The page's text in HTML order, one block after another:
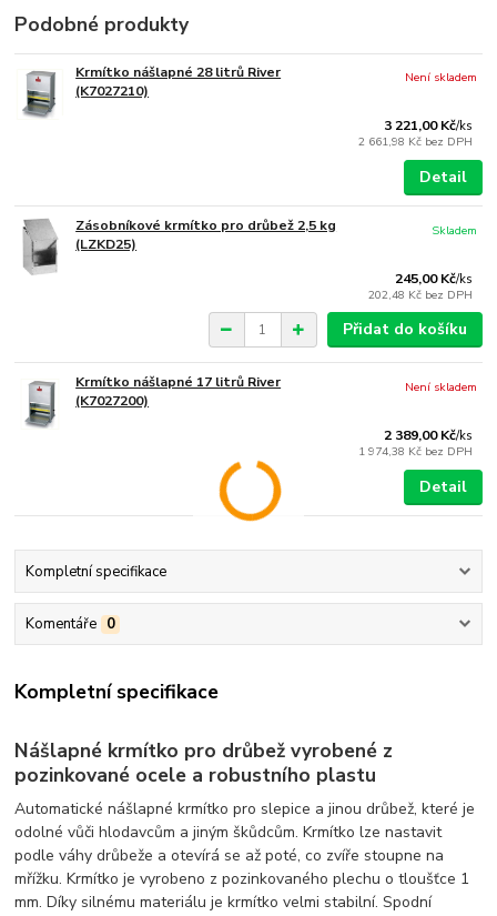
Podobné produkty
Krmítko nášlapné 28 litrů River
(K7027210)
3 221,00 Kč/ks
2 661,98 Kč bez DPH
Není skladem
Detail
Zásobníkové krmítko pro drůbež 2,5 kg
(LZKD25)
245,00 Kč/ks
202,48 Kč bez DPH
Skladem
Přidat do košíku
Krmítko nášlapné 17 litrů River
(K7027200)
2 389,00 Kč/ks
1 974,38 Kč bez DPH
Není skladem
Detail
Kompletní specifikace
Komentáře 0
Kompletní specifikace
Nášlapné krmítko pro drůbež vyrobené z
pozinkované ocele a robustního plastu
Automatické nášlapné krmítko pro slepice a jinou drůbež, které je
odolné vůči hlodavcům a jiným škůdcům. Krmítko lze nastavit
podle váhy drůbeže a otevírá se až poté, co zvíře stoupne na
mřížku. Krmítko je vyrobeno z pozinkovaného plechu o tloušťce 1
mm. Díky silnému materiálu je krmítko velmi stabilní. Spodní